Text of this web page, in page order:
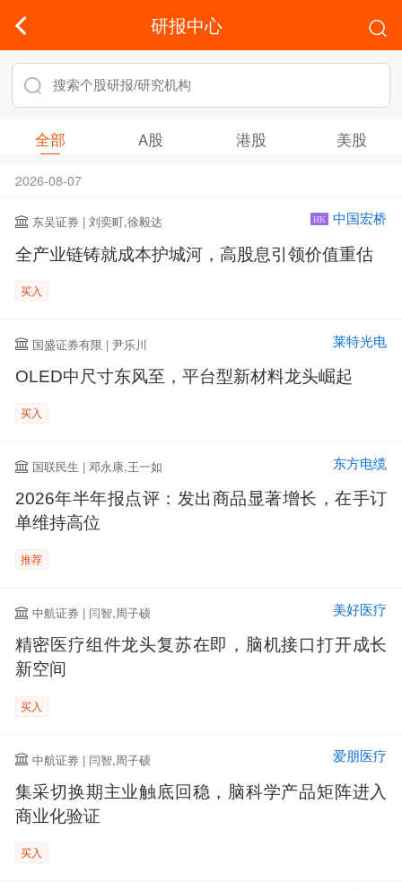
研报中心
全部 A股 港股 美股
2026-08-07
东吴证券 | 刘奕町,徐毅达 HK 中国宏桥
全产业链铸就成本护城河，高股息引领价值重估
买入
国盛证券有限 | 尹乐川 莱特光电
OLED中尺寸东风至，平台型新材料龙头崛起
买入
国联民生 | 邓永康,王一如 东方电缆
2026年半年报点评：发出商品显著增长，在手订
单维持高位
推荐
中航证券 | 闫智,周子硕 美好医疗
精密医疗组件龙头复苏在即，脑机接口打开成长
新空间
买入
中航证券 | 闫智,周子硕 爱朋医疗
集采切换期主业触底回稳，脑科学产品矩阵进入
商业化验证
买入